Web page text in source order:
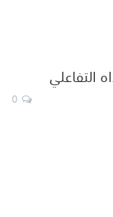
التفاعلي